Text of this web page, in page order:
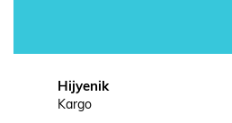
Hijyenik
Kargo